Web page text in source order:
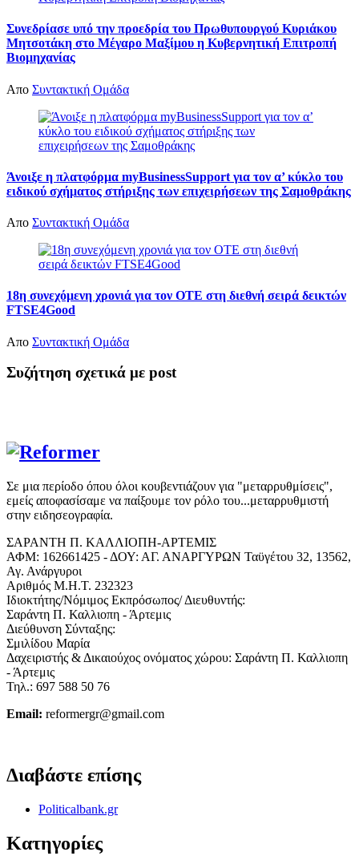
Συνεδρίασε υπό την προεδρία του Πρωθυπουργού Κυριάκου
Μητσοτάκη στο Μέγαρο Μαξίμου η Κυβερνητική Επιτροπή
Βιομηχανίας
Απο Συντακτική Ομάδα
Άνοιξε η πλατφόρμα myBusinessSupport για τον α’ κύκλο του
ειδικού σχήματος στήριξης των επιχειρήσεων της Σαμοθράκης
Απο Συντακτική Ομάδα
18η συνεχόμενη χρονιά για τον ΟΤΕ στη διεθνή σειρά δεικτών
FTSE4Good
Απο Συντακτική Ομάδα
Συζήτηση σχετικά με post
Σε μια περίοδο όπου όλοι κουβεντιάζουν για "μεταρρυθμίσεις",
εμείς αποφασίσαμε να παίξουμε τον ρόλο του...μεταρρυθμιστή
στην ειδησεογραφία.
ΣΑΡΑΝΤΗ Π. ΚΑΛΛΙΟΠΗ-ΑΡΤΕΜΙΣ
ΑΦΜ: 162661425 - ΔΟΥ: ΑΓ. ΑΝΑΡΓΥΡΩΝ Ταϋγέτου 32, 13562,
Αγ. Ανάργυροι
Αριθμός Μ.Η.Τ. 232323
Ιδιοκτήτης/Νόμιμος Εκπρόσωπος/ Διευθυντής:
Σαράντη Π. Καλλιοπη - Άρτεμις
Διεύθυνση Σύνταξης:
Σμιλίδου Μαρία
Δαχειριστής & Δικαιούχος ονόματος χώρου: Σαράντη Π. Καλλιοπη
- Άρτεμις
Τηλ.: 697 588 50 76
Email: reformergr@gmail.com
Διαβάστε επίσης
Politicalbank.gr
Κατηγορίες